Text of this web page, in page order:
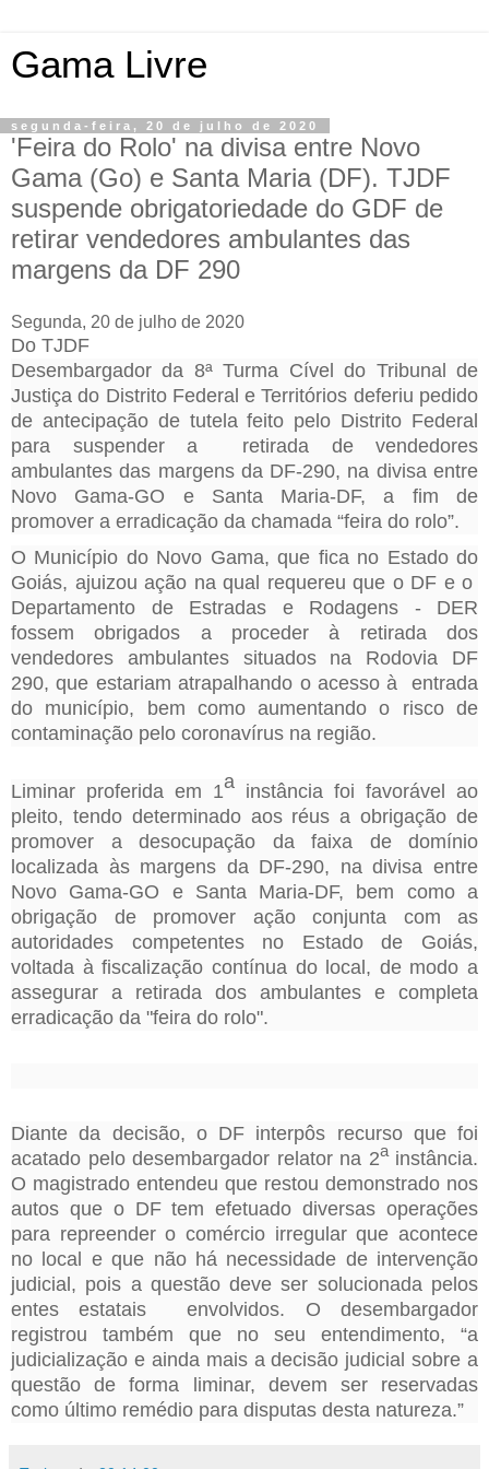
Gama Livre
segunda-feira, 20 de julho de 2020
'Feira do Rolo' na divisa entre Novo
Gama (Go) e Santa Maria (DF). TJDF
suspende obrigatoriedade do GDF de
retirar vendedores ambulantes das
margens da DF 290
Segunda, 20 de julho de 2020
Do TJDF
Desembargador da 8ª Turma Cível do Tribunal de
Justiça do Distrito Federal e Territórios deferiu pedido
de antecipação de tutela feito pelo Distrito Federal
para suspendera retirada de vendedores
ambulantes das margens da DF-290, na divisa entre
Novo Gama-GO e Santa Maria-DF, a fim de
promover a erradicação da chamada “feira do rolo”.
O Município do Novo Gama, que fica no Estado do
Goiás, ajuizou ação na qual requereu que o DF e o
Departamento de Estradas e Rodagens - DER
fossem obrigados a proceder à retirada dos
vendedores ambulantes situados na Rodovia DF
290, que estariam atrapalhando o acesso à entrada
do município, bem como aumentando o risco de
contaminação pelo coronavírus na região.
Liminar proferida em 1a instância foi favorável ao
pleito, tendo determinadoaos réus a obrigação de
promover a desocupação da faixa de domínio
localizada às margens da DF-290, na divisa entre
Novo Gama-GO e Santa Maria-DF, bem como a
obrigação de promover ação conjunta com as
autoridades competentes no Estado de Goiás,
voltada à fiscalização contínua do local, de modo a
assegurar a retirada dos ambulantes e completa
erradicação da "feira do rolo".
Diante da decisão, o DF interpôs recurso que foi
acatado pelo desembargador relator na 2ainstância.
O magistrado entendeu que restou demonstrado nos
autos que o DF tem efetuado diversas operações
para repreender o comércio irregular que acontece
no local e que não há necessidade de intervenção
judicial, pois a questão deve ser solucionada pelos
entes estatais envolvidos.
O desembargador
registrou também que no seu entendimento, “a
judicialização e ainda mais a decisão judicial sobre a
questão de forma liminar, devem ser reservadas
como último remédio para disputas desta natureza.”